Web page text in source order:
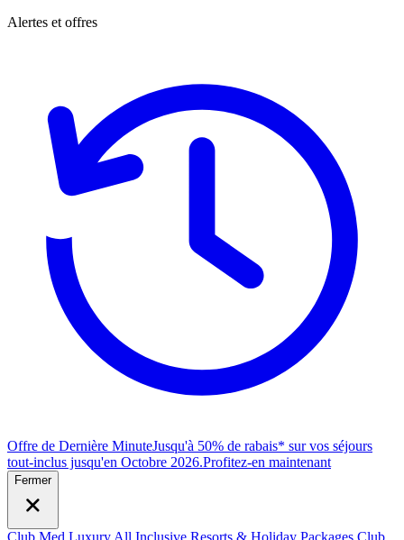
Alertes et offres
Offre de Dernière MinuteJusqu'à 50% de rabais* sur vos séjours
tout-inclus jusqu'en Octobre 2026.Profitez-en maintenant
Fermer
Club Med Luxury All Inclusive Resorts & Holiday Packages Club